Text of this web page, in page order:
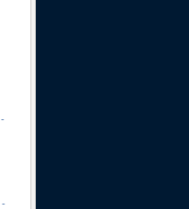
-
-